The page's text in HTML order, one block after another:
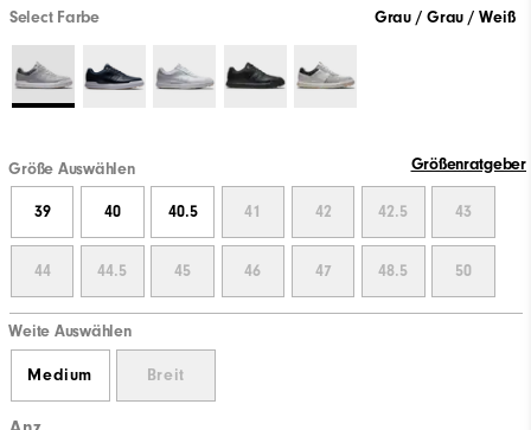
Select Farbe Grau / Grau / Weiß
Größe Auswählen Größenratgeber
39 40 40.5 41 42 42.5 43
44 44.5 45 46 47 48.5 50
Weite Auswählen
Medium Breit